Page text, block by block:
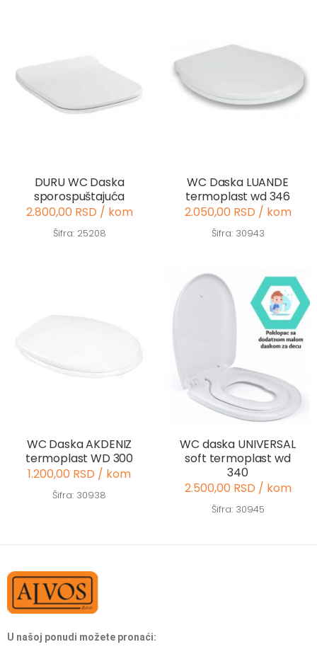
DURU WC Daska
sporospuštajuća
2.800,00 RSD / kom
Šifra: 25208
WC Daska LUANDE
termoplast wd 346
2.050,00 RSD / kom
Šifra: 30943
WC Daska AKDENIZ
termoplast WD 300
1.200,00 RSD / kom
Šifra: 30938
WC daska UNIVERSAL
soft termoplast wd
340
2.500,00 RSD / kom
Šifra: 30945
U našoj ponudi možete pronaći: